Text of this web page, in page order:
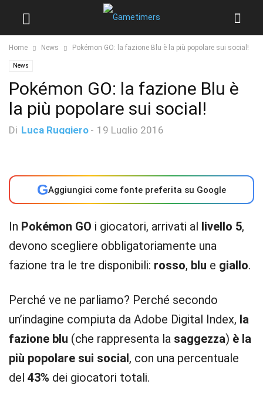
Home News Pokémon GO: la fazione Blu è la più popolare sui social!
News
Pokémon GO: la fazione Blu è
la più popolare sui social!
Di Luca Ruggiero - 19 Luglio 2016
GAggiungici come fonte preferita su Google
In Pokémon GO i giocatori, arrivati al livello 5,
devono scegliere obbligatoriamente una
fazione tra le tre disponibili: rosso, blu e giallo.
Perché ve ne parliamo? Perché secondo
un’indagine compiuta da Adobe Digital Index, la
fazione blu (che rappresenta la saggezza) è la
più popolare sui social, con una percentuale
del 43% dei giocatori totali.